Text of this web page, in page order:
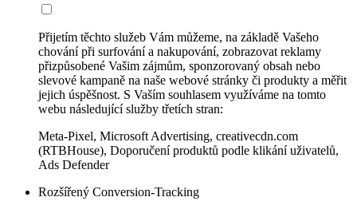
Přijetím těchto služeb Vám můžeme, na základě Vašeho
chování při surfování a nakupování, zobrazovat reklamy
přizpůsobené Vašim zájmům, sponzorovaný obsah nebo
slevové kampaně na naše webové stránky či produkty a měřit
jejich úspěšnost. S Vaším souhlasem využíváme na tomto
webu následující služby třetích stran:
Meta-Pixel, Microsoft Advertising, creativecdn.com
(RTBHouse), Doporučení produktů podle klikání uživatelů,
Ads Defender
Rozšířený Conversion-Tracking